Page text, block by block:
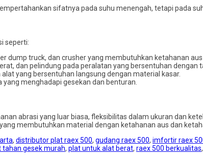
sifatnya pada suhu menengah, tetapi pada
seperti:
dump truck, dan crusher yang membutuhkan ketahanan
dan pelindung pada peralatan yang bersentuhan dengan
alat yang bersentuhan langsung dengan material kasar.
yang menghadapi gesekan dan benturan.
abrasi yang luar biasa, fleksibilitas dalam ukuran dan
membutuhkan material dengan ketahanan aus dan
, distributor plat raex 500, gudang raex 500, imfortir raex
tahan gesek murah, plat untuk alat berat, raex 500 berkualitas,